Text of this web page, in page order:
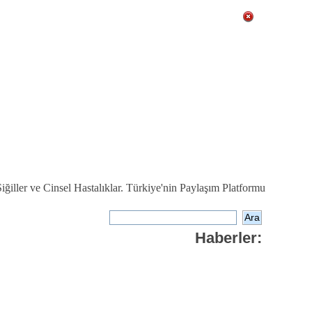
ve Cinsel Hastalıklar. Türkiye'nin Paylaşım Platformu
Haberler: